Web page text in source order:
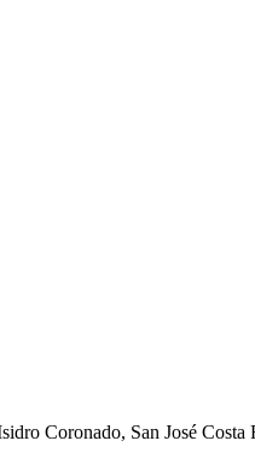
Coronado, San José